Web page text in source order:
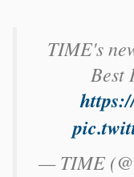
TIME's
Best
— TIME